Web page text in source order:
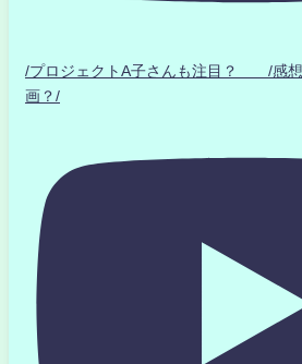
/プロジェクトA子さんも注目？ /感想
画？/